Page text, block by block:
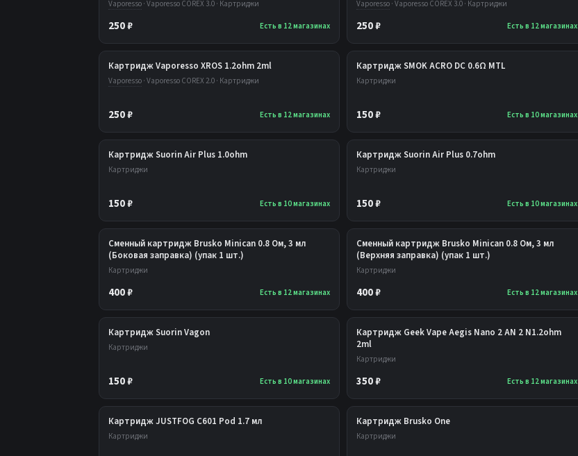
Vaporesso · Vaporesso COREX 3.0 · Картриджи
250 ₽ Есть в 12 магазинах
Vaporesso· Vaporesso COREX 3.0 · Картриджи
250 ₽ Есть в 12 магазинах
Картридж Vaporesso XROS 1.2ohm 2ml
Vaporesso · Vaporesso COREX 2.0 · Картриджи
250 ₽ Есть в 12 магазинах
Картридж SMOK ACRO DC 0.6Ω MTL
Картриджи
150 ₽ Есть в 10 магазинах
Картридж Suorin Air Plus 1.0ohm
Картриджи
150 ₽ Есть в 10 магазинах
Картридж Suorin Air Plus 0.7ohm
Картриджи
150 ₽ Есть в 10 магазинах
Сменный картридж Brusko Minican 0.8 Ом, 3 мл
(Боковая заправка) (упак 1 шт.)
Картриджи
400 ₽ Есть в 12 магазинах
Сменный картридж Brusko Minican 0.8 Ом, 3 мл
(Верхняя заправка) (упак 1 шт.)
Картриджи
400 ₽ Есть в 12 магазинах
Картридж Suorin Vagon
Картриджи
150 ₽ Есть в 10 магазинах
Картридж Geek Vape Aegis Nano 2 AN 2 N1.2ohm
2ml
Картриджи
350 ₽ Есть в 12 магазинах
Картридж JUSTFOG C601 Pod 1.7 мл
Картриджи
Картридж Brusko One
Картриджи